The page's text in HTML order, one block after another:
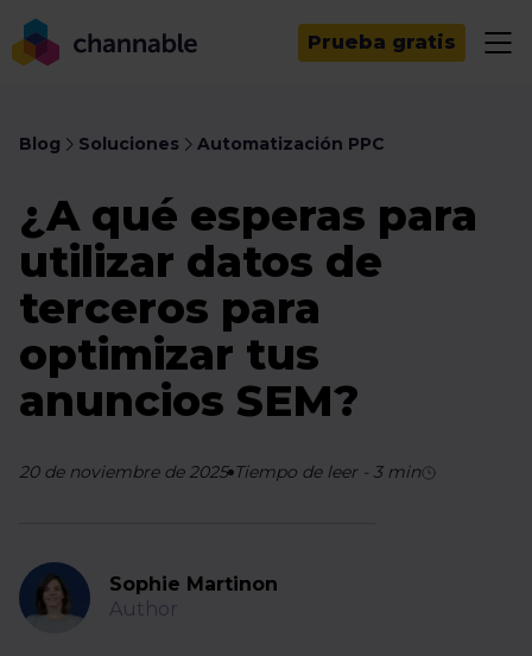
Prueba gratis
Blog Soluciones Automatización PPC
¿A qué esperas para
utilizar datos de
terceros para
optimizar tus
anuncios SEM?
20 de noviembre de 2025 Tiempo de leer- 3min
Sophie Martinon
Author